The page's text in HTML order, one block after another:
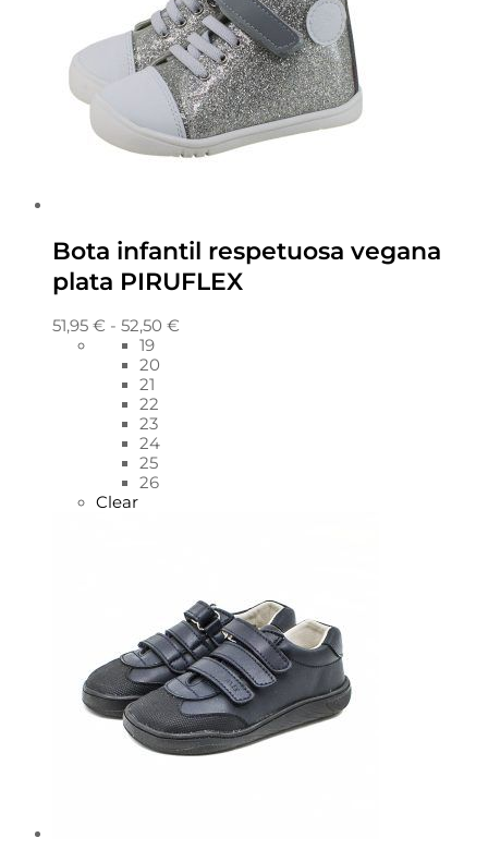
Bota infantil respetuosa vegana
plata PIRUFLEX
51,95 € - 52,50 €
19
20
21
22
23
24
25
26
Clear